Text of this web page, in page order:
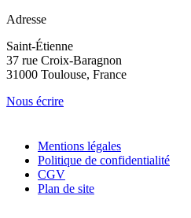
Adresse
Saint-Étienne
37 rue Croix-Baragnon
31000 Toulouse, France
Nous écrire
Mentions légales
Politique de confidentialité
CGV
Plan de site